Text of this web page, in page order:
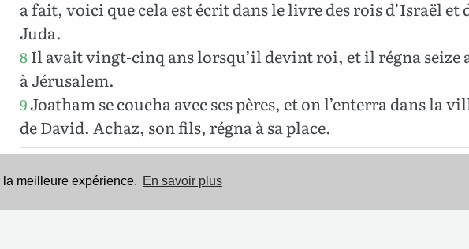
meilleure expérience. En savoir plus
a fait, voici que cela est écrit dans le livre des rois d’Israël et
Juda.
8Il avait vingt-cinq ans lorsqu’il devint roi, et il régna seize
à Jérusalem.
9Joatham se coucha avec ses pères, et on l’enterra dans la
de David. Achaz, son fils, régna à sa place.
Cette Bible est dans le domaine public.